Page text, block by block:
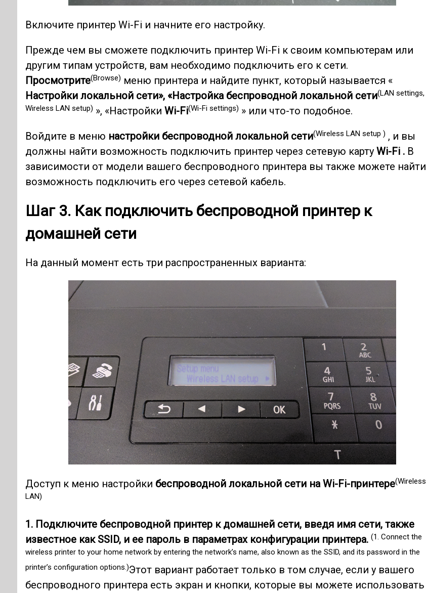
Включите принтер Wi-Fi и начните его настройку.
Прежде чем вы сможете подключить принтер Wi-Fi к своим компьютерам или
другим типам устройств, вам необходимо подключить его к сети.
Просмотрите(Browse) меню принтера и найдите пункт, который называется «
Настройки локальной сети», «Настройка беспроводной локальной сети(LAN settings,
Wireless LAN setup) », «Настройки Wi-Fi(Wi-Fi settings) » или что-то подобное.
Войдите в меню настройки беспроводной локальной сети(Wireless LAN setup ) , и вы
должны найти возможность подключить принтер через сетевую карту Wi-Fi . В
зависимости от модели вашего беспроводного принтера вы также можете найти
возможность подключить его через сетевой кабель.
Шаг 3. Как подключить беспроводной принтер к
домашней сети
На данный момент есть три распространенных варианта:
Доступ к меню настройки беспроводной локальной сети на Wi-Fi-принтере(Wireless
LAN)
1. Подключите беспроводной принтер к домашней сети, введя имя сети, также
известное как SSID, и ее пароль в параметрах конфигурации принтера. (1. Connect the
wireless printer to your home network by entering the network’s name, also known as the SSID, and its password in the
printer’s configuration options.)Этот вариант работает только в том случае, если у вашего
беспроводного принтера есть экран и кнопки, которые вы можете использовать